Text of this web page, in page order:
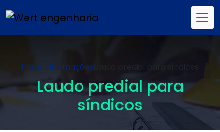
HomeInformações
Laudo predial para
síndicos